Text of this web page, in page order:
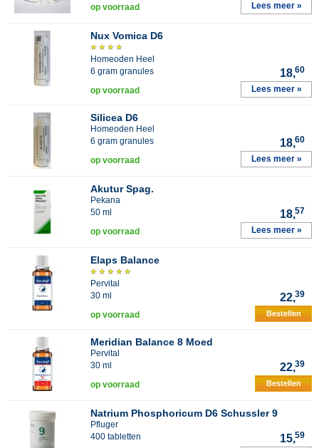
op voorraad Lees meer »
Nux Vomica D6
Homeoden Heel
6 gram granules
18,60
op voorraad Lees meer »
Silicea D6
Homeoden Heel
6 gram granules
18,60
op voorraad Lees meer »
Akutur Spag.
Pekana
50 ml
18,57
op voorraad Lees meer »
Elaps Balance
Pervital
30 ml
22,39
op voorraad Bestellen
Meridian Balance 8 Moed
Pervital
30 ml
22,39
op voorraad Bestellen
Natrium Phosphoricum D6 Schussler 9
Pfluger
400 tabletten
15,59